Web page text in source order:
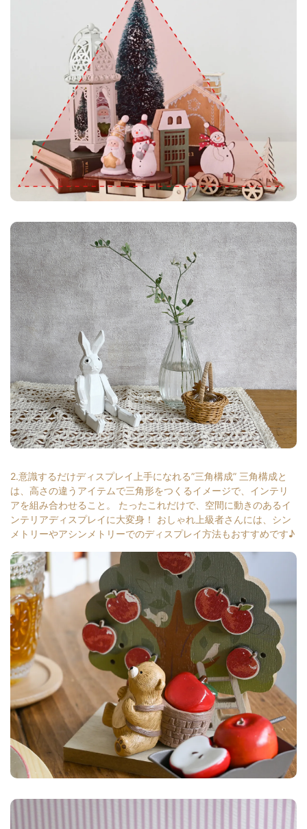
2.意識するだけディスプレイ上手になれる”三角構成” 三角構成と
は、高さの違うアイテムで三角形をつくるイメージで、インテリ
アを組み合わせること。 たったこれだけで、空間に動きのあるイ
ンテリアディスプレイに大変身！ おしゃれ上級者さんには、シン
メトリーやアシンメトリーでのディスプレイ方法もおすすめです♪